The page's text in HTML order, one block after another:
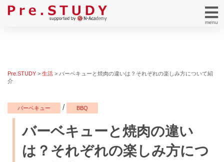
menu
Pre.STUDY > 生活 > バーベキューと焼肉の違いは？それぞれの楽しみ方について紹
介
バーベキュー / BBQ
バーベキューと焼肉の違い
は？それぞれの楽しみ方につ